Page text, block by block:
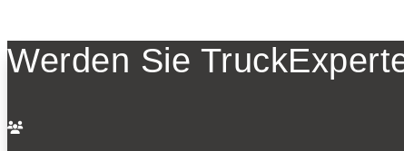
Werden Sie
